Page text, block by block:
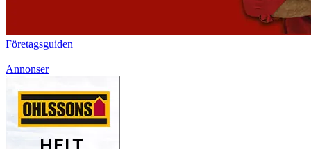
Företagsguiden
Annonser